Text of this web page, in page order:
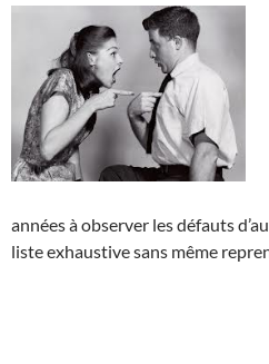
années à observer les défauts
liste exhaustive sans même